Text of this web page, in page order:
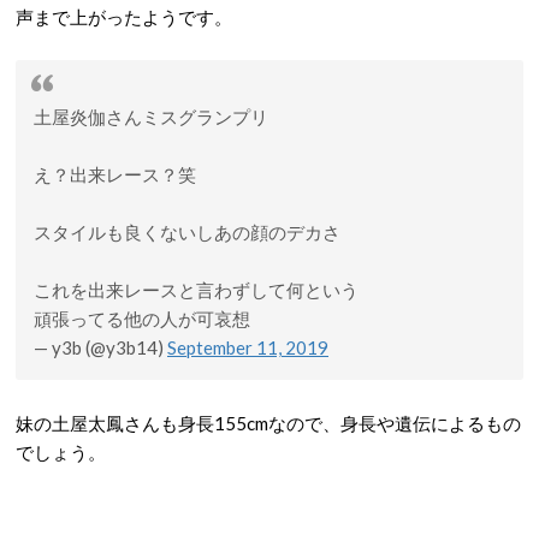
声まで上がったようです。
土屋炎伽さんミスグランプリ
え？出来レース？笑
スタイルも良くないしあの顔のデカさ
これを出来レースと言わずして何という
頑張ってる他の人が可哀想
— y3b (@y3b14) September 11, 2019
妹の土屋太鳳さんも身長155cmなので、身長や遺伝によるもの
でしょう。